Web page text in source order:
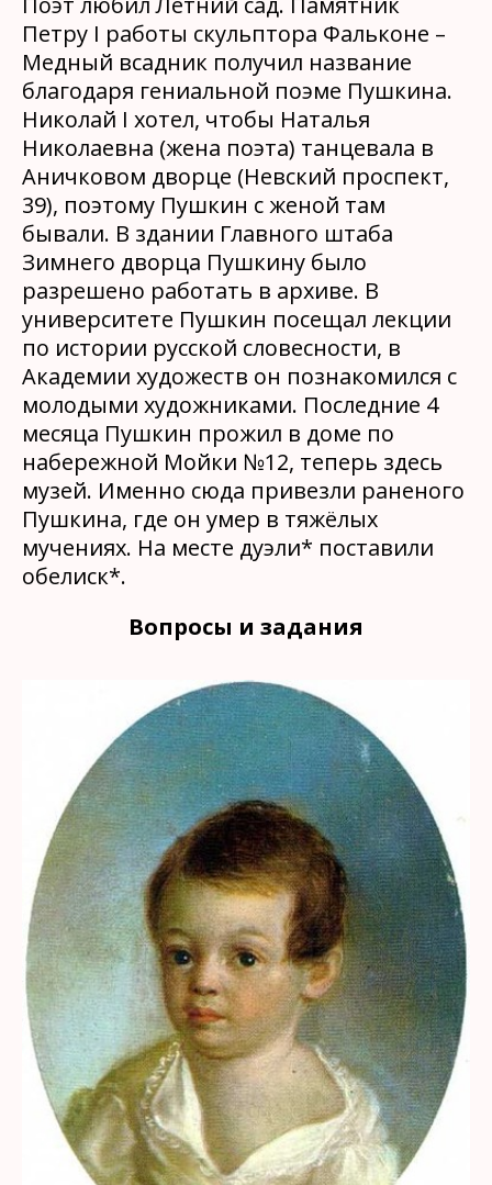
Петру I работы скульптора Фальконе –
Медный всадник получил название
благодаря гениальной поэме Пушкина.
Николай I хотел, чтобы Наталья
Николаевна (жена поэта) танцевала в
Аничковом дворце (Невский проспект,
39), поэтому Пушкин с женой там
бывали. В здании Главного штаба
Зимнего дворца Пушкину было
разрешено работать в архиве. В
университете Пушкин посещал лекции
по истории русской словесности, в
Академии художеств он познакомился с
молодыми художниками. Последние 4
месяца Пушкин прожил в доме по
набережной Мойки №12, теперь здесь
музей. Именно сюда привезли раненого
Пушкина, где он умер в тяжёлых
мучениях. На месте дуэли* поставили
обелиск*.
Вопросы и задания